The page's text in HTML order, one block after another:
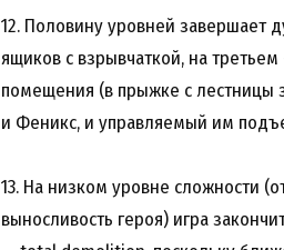
12. Половину уровней завершает
ящиков с взрывчаткой, на
помещения (в прыжке с лестницы
и Феникс, и управляемый им
13. На низком уровне сложности
выносливость героя) игра